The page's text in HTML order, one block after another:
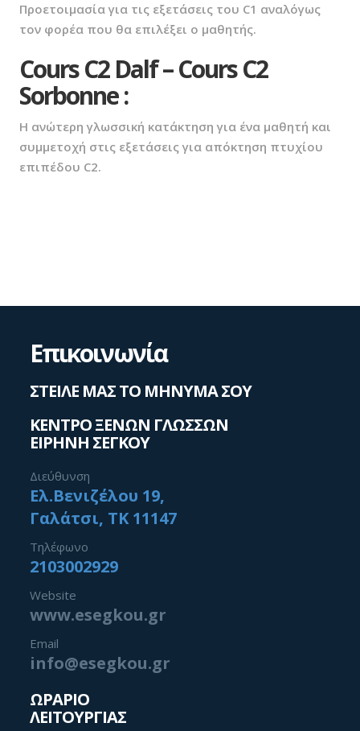
Προετοιμασία για τις εξετάσεις του C1 αναλόγως
τον φορέα που θα επιλέξει ο μαθητής.
Cours C2 Dalf – Cours C2
Sorbonne :
Η ανώτερη γλωσσική κατάκτηση για ένα μαθητή και
συμμετοχή στις εξετάσεις για απόκτηση πτυχίου
επιπέδου C2.
Επικοινωνία
ΣΤΕΙΛΕ ΜΑΣ ΤΟ ΜΗΝΥΜΑ ΣΟΥ
ΚΕΝΤΡΟ ΞΕΝΩΝ ΓΛΩΣΣΩΝ
ΕΙΡΗΝΗ ΣΕΓΚΟΥ
Διεύθυνση
Ελ.Βενιζέλου 19,
Γαλάτσι, ΤΚ 11147
Τηλέφωνο
2103002929
Website
www.esegkou.gr
Email
info@esegkou.gr
ΩΡΑΡΙΟ
ΛΕΙΤΟΥΡΓΙΑΣ